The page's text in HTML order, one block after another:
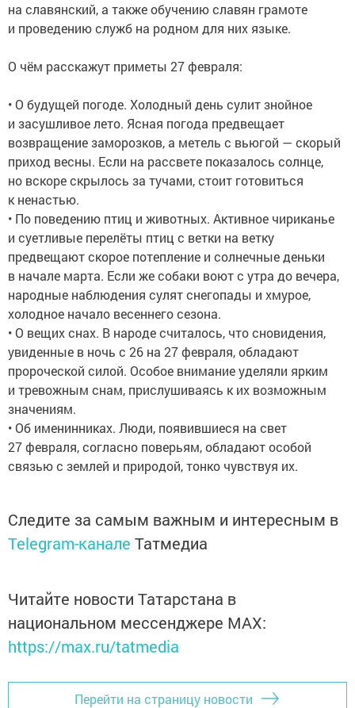
на славянский, а также обучению славян грамоте
и проведению служб на родном для них языке.
О чём расскажут приметы 27 февраля:
• О будущей погоде. Холодный день сулит знойное
и засушливое лето. Ясная погода предвещает
возвращение заморозков, а метель с вьюгой — скорый
приход весны. Если на рассвете показалось солнце,
но вскоре скрылось за тучами, стоит готовиться
к ненастью.
• По поведению птиц и животных. Активное чириканье
и суетливые перелёты птиц с ветки на ветку
предвещают скорое потепление и солнечные деньки
в начале марта. Если же собаки воют с утра до вечера,
народные наблюдения сулят снегопады и хмурое,
холодное начало весеннего сезона.
• О вещих снах. В народе считалось, что сновидения,
увиденные в ночь с 26 на 27 февраля, обладают
пророческой силой. Особое внимание уделяли ярким
и тревожным снам, прислушиваясь к их возможным
значениям.
• Об именинниках. Люди, появившиеся на свет
27 февраля, согласно поверьям, обладают особой
связью с землей и природой, тонко чувствуя их.
Следите за самым важным и интересным в
Telegram-канале Татмедиа
Читайте новости Татарстана в
национальном мессенджере MАХ:
https://max.ru/tatmedia
Перейти на страницу новости